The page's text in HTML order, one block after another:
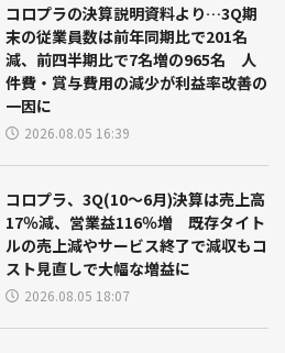
コロプラの決算説明資料より…3Q期
末の従業員数は前年同期比で201名
減、前四半期比で7名増の965名 人
件費・賞与費用の減少が利益率改善の
一因に
2026.08.05 16:39
コロプラ、3Q(10～6月)決算は売上高
17％減、営業益116％増 既存タイト
ルの売上減やサービス終了で減収もコ
スト見直しで大幅な増益に
2026.08.05 18:07